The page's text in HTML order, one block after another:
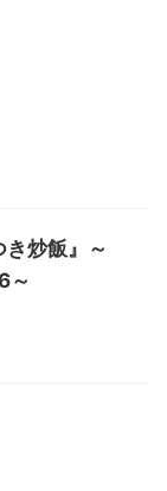
き炒飯』～
～